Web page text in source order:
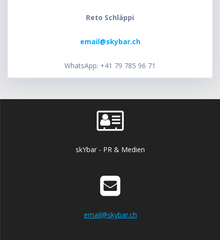
Reto Schläppi
email@skybar.ch
WhatsApp: +41 79 785 96 71
skYbar - PR & Medien
email@skybar.ch